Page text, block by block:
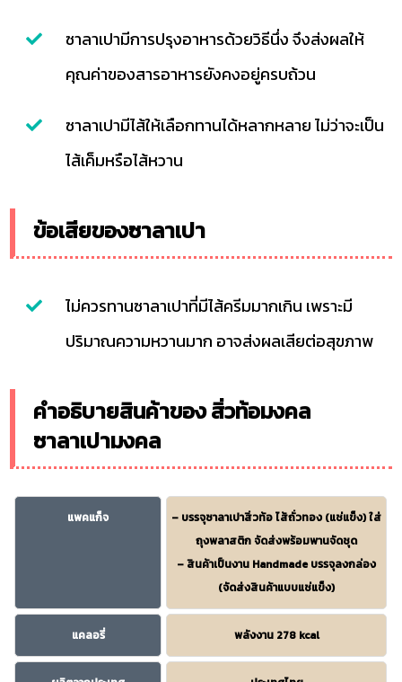
ซาลาเปามีการปรุงอาหารด้วยวิธีนึ่ง จึงส่งผลให้
คุณค่าของสารอาหารยังคงอยู่ครบถ้วน
ซาลาเปามีไส้ให้เลือกทานได้หลากหลาย ไม่ว่าจะเป็น
ไส้เค็มหรือไส้หวาน
ข้อเสียของซาลาเปา
ไม่ควรทานซาลาเปาที่มีไส้ครีมมากเกิน เพราะมี
ปริมาณความหวานมาก อาจส่งผลเสียต่อสุขภาพ
คำอธิบายสินค้าของ สิ่วท้อมงคล
ซาลาเปามงคล
แพคแก็จ
– บรรจุซาลาเปาสิ่วท้อ ไส้ถั่วทอง (แช่แข็ง) ใส่
ถุงพลาสติก จัดส่งพร้อมพานจัดชุด
– สินค้าเป็นงาน Handmade บรรจุลงกล่อง
(จัดส่งสินค้าแบบแช่แข็ง)
แคลอรี่ พลังงาน 278 kcal